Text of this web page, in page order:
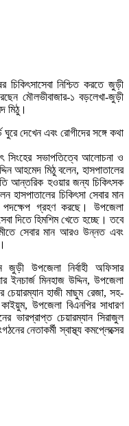
চিকিৎসাসেবা নিশ্চিত করতে জুড়ী
মৌলভীবাজার-১ বড়লেখা-জুড়ী
মিঠু।
ঘুরে দেখেন এবং রোগীদের সঙ্গে কথা
সিংহের সভাপতিত্বে আলোচনা ও
আহমেদ মিঠু বলেন, হাসপাতালের
আন্তরিক হওয়ার জন্য চিকিৎসক
হাসপাতালের চিকিৎসা সেবার মান
পদক্ষেপ গ্রহণ করছে। উপজেলা
দিতে হিমশিম খেতে হচ্ছে। তবে
সেবার মান আরও উন্নত এবং
উপজেলা নির্বাহী অফিসার
ইনচার্জ মিনহাজ উদ্দিন, উপজেলা
হাজী মাছুম রেজা, সহ-
উপজেলা বিএনপির সাধারণ
ভারপ্রাপ্ত চেয়ারম্যান সিরাজুল
নেতাকর্মী স্বাস্থ্য কমপ্লেক্সের